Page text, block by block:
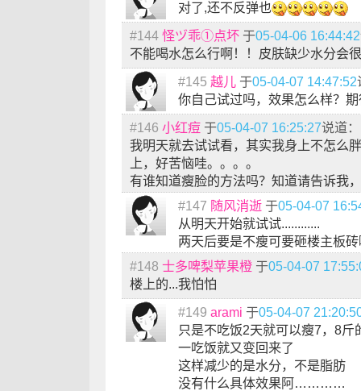
对了,还不反弹也
#144 怪ヅ乖①点坏 于05-04-06 16:44:42
不能喝水怎么行啊！！皮肤缺少水分会
#145 越儿 于05-04-07 14:47:52
你自己试过吗，效果怎么样？
#146 小红痘 于05-04-07 16:25:27说道：
我明天就去试试看，其实我身上不怎么
上，好苦恼哇。。。。
有谁知道瘦脸的方法吗？知道请告诉我
#147 随风消逝 于05-04-07
从明天开始就试试............
两天后要是不瘦可要砸楼主板
#148 士多啤梨苹果橙 于05-04-07
楼上的...我怕怕
#149 arami 于05-04-07
只是不吃饭2天就可以瘦7，8
一吃饭就又变回来了
这样减少的是水分，不是脂肪
没有什么具体效果阿…………